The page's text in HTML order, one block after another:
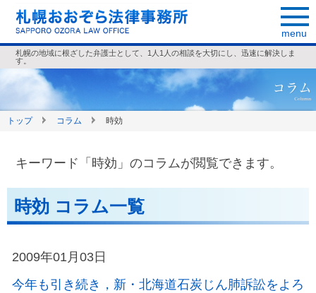
札幌の地域に根ざした弁護士として、1人1人の相談を大切にし、迅速に解決しま
す。
トップ コラム 時効
menu
キーワード「時効」のコラムが閲覧できます。
時効 コラム一覧
2009年01月03日
今年も引き続き，新・北海道石炭じん肺訴訟をよろ